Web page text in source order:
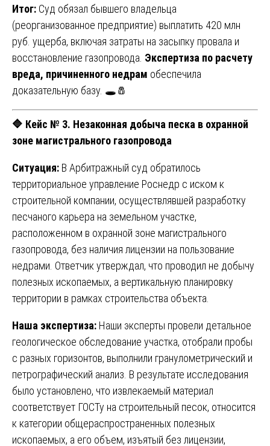
Итог: Суд обязал бывшего владельца
(реорганизованное предприятие) выплатить 420 млн
руб. ущерба, включая затраты на засыпку провала и
восстановление газопровода. Экспертиза по расчету
вреда, причиненного недрам обеспечила
доказательную базу. 🕳️🧂
🔷 Кейс № 3. Незаконная добыча песка в охранной
зоне магистрального газопровода
Ситуация: В Арбитражный суд обратилось
территориальное управление Роснедр с иском к
строительной компании, осуществлявшей разработку
песчаного карьера на земельном участке,
расположенном в охранной зоне магистрального
газопровода, без наличия лицензии на пользование
недрами. Ответчик утверждал, что проводил не добычу
полезных ископаемых, а вертикальную планировку
территории в рамках строительства объекта.
Наша экспертиза: Наши эксперты провели детальное
геологическое обследование участка, отобрали пробы
с разных горизонтов, выполнили гранулометрический и
петрографический анализ. В результате исследования
было установлено, что извлекаемый материал
соответствует ГОСТу на строительный песок, относится
к категории общераспространенных полезных
ископаемых, а его объем, изъятый без лицензии,